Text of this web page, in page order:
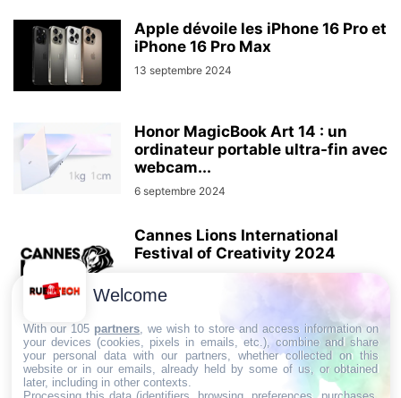
Apple dévoile les iPhone 16 Pro et
iPhone 16 Pro Max
13 septembre 2024
Honor MagicBook Art 14 : un
ordinateur portable ultra-fin avec
webcam...
6 septembre 2024
Cannes Lions International
Festival of Creativity 2024
Intel Innovation 2024 :
Lancement imminent des Core
Ultra 200 ?
Welcome
With our 105 partners , we wish to store and access information on
your devices (cookies, pixels in emails, etc.), combine and share
your personal data with our partners, whether collected on this
website or in our emails, already held by some of us, or obtained
later, including in other contexts.
Processing this data (identifiers, browsing, preferences, purchases,